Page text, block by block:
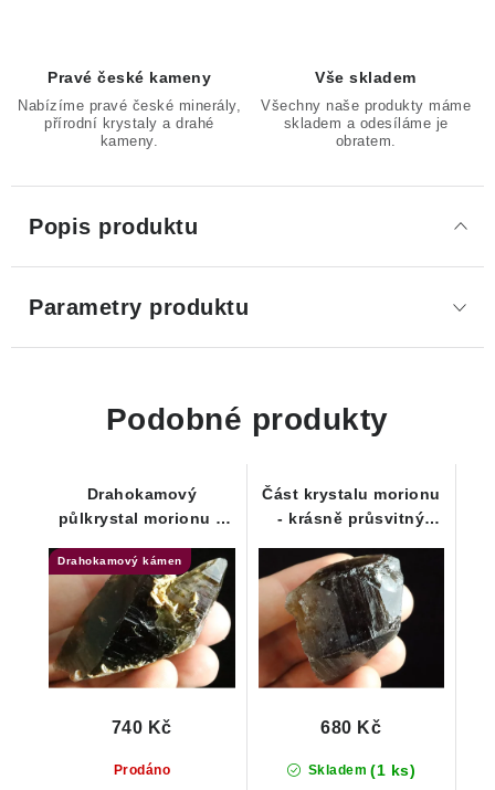
Pravé české kameny
Nabízíme pravé české minerály,
přírodní krystaly a drahé
kameny.
Vše skladem
Všechny naše produkty máme
skladem a odesíláme je
obratem.
Popis produktu
Parametry produktu
Podobné produkty
Drahokamový
půlkrystal morionu s
Drahokamový kámen
Prodáno
740 Kč
Část krystalu morionu
- krásně průsvitný
Skladem (1 ks)
680 Kč